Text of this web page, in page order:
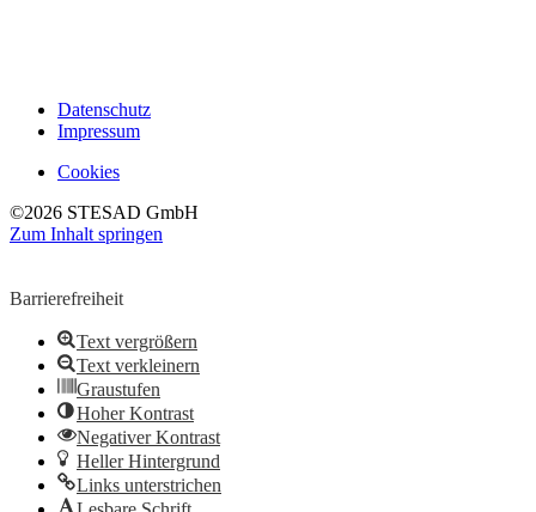
Datenschutz
Impressum
Cookies
©2026 STESAD GmbH
Zum Inhalt springen
Barrierefreiheit
Text vergrößern
Text verkleinern
Graustufen
Hoher Kontrast
Negativer Kontrast
Heller Hintergrund
Links unterstrichen